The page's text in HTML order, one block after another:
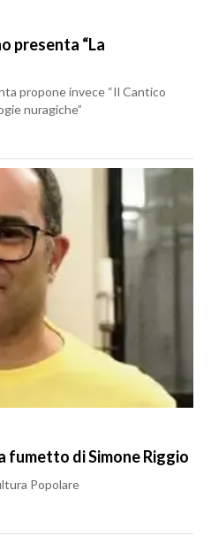
presenta “La
propone invece “Il Cantico
nuragiche”
fumetto di Simone Riggio
Popolare